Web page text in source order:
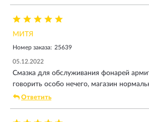
МИТЯ
Номер заказа: 25639
05.12.2022
Смазка для обслуживания фонарей
говорить особо нечего, магазин
Ответить